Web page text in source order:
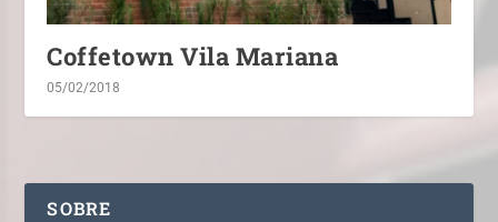
Coffetown Vila Mariana
05/02/2018
SOBRE